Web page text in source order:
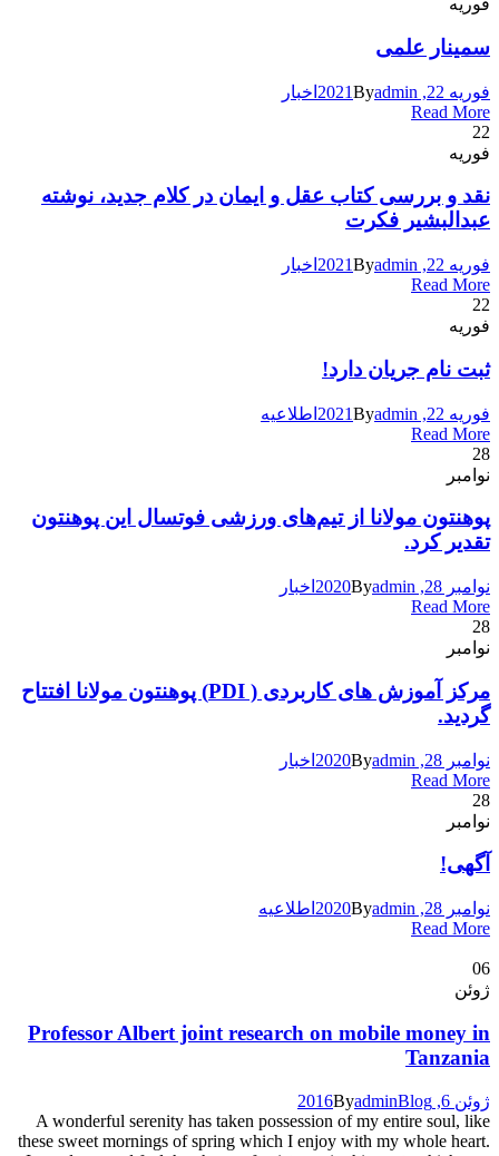
فوریه
سمینار علمی
فوریه 22, 2021 Byadmin
اخبار
Read More
22
فوریه
نقد و بررسی کتاب عقل و ایمان در کلام جدید، نوشته
عبدالبشیر فکرت
فوریه 22, 2021 Byadmin
اخبار
Read More
22
فوریه
ثبت نام جریان دارد!
فوریه 22, 2021 Byadmin
اطلاعیه
Read More
28
نوامبر
پوهنتون مولانا از تیم‌های ورزشی فوتسال این پوهنتون
تقدیر کرد.
نوامبر 28, 2020 Byadmin
اخبار
Read More
28
نوامبر
مرکز آموزش های کاربردی ( PDI) پوهنتون مولانا افتتاح
گردید.
نوامبر 28, 2020 Byadmin
اخبار
Read More
28
نوامبر
آگهی!
نوامبر 28, 2020 Byadmin
اطلاعیه
Read More
06
ژوئن
Professor Albert joint research on mobile money in
Tanzania
ژوئن 6, 2016 ByadminBlog
A wonderful serenity has taken possession of my entire soul, like
these sweet mornings of spring which I enjoy with my whole heart.